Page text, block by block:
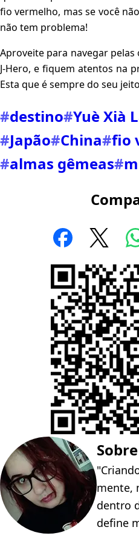
fio vermelho, mas se você
não tem problema!
Aproveite para navegar
J-Hero, e fiquem atentos na
Esta que é sempre do seu
#destino#Yuè Xià
#Japão#China#fio
#almas gêmeas#
Sobre
mente,
dentro
define